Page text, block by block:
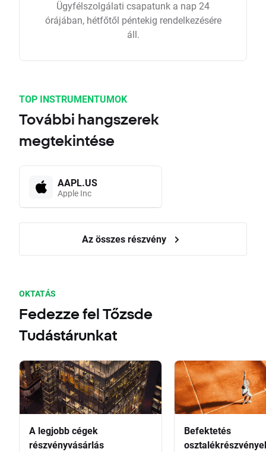
Ügyfélszolgálati csapatunk a nap 24
órájában, hétfőtől péntekig rendelkezésére
áll.
TOP INSTRUMENTUMOK
További hangszerek
megtekintése
AAPL.US
Apple Inc
Az összes részvény
OKTATÁS
Fedezze fel Tőzsde
Tudástárunkat
A legjobb cégek
részvényvásárlás
Befektetés